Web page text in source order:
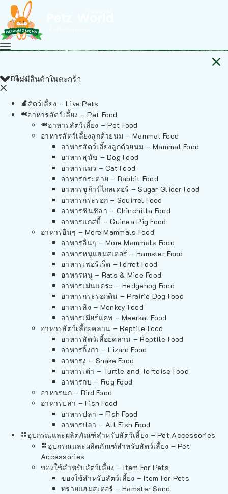
ไม่มีสินค้าในตะกร้า
Back
สัตว์เลี้ยง – Live Pets
อาหารสัตว์เลี้ยง – Pet Food
อาหารสัตว์เลี้ยง – Pet Food
อาหารสัตว์เลี้ยงลูกด้วยนม – Mammal Food
อาหารสัตว์เลี้ยงลูกด้วยนม – Mammal Food
อาหารสุนัข – Dog Food
อาหารแมว – Cat Food
อาหารกระต่าย – Rabbit Food
อาหารชูก้าร์ไกลเดอร์ – Sugar Glider Food
อาหารกระรอก – Squirrel Food
อาหารชินชิล่า – Chinchilla Food
อาหารแกสบี้ – Guinea Pig Food
อาหารอื่นๆ – More Mammals Food
อาหารอื่นๆ – More Mammals Food
อาหารหนูแฮมสเตอร์ – Hamster Food
อาหารเฟอร์เร็ต – Ferret Food
อาหารหนู – Rats & Mice Food
อาหารเม่นแคระ – Hedgehog Food
อาหารกระรอกดิน – Prairie Dog Food
อาหารลิง – Monkey Food
อาหารเมียร์แคท – Meerkat Food
อาหารสัตว์เลี้อยคลาน – Reptile Food
อาหารสัตว์เลี้อยคลาน – Reptile Food
อาหารกิ้งก่า – Lizard Food
อาหารงู – Snake Food
อาหารเต่า – Turtle and Tortoise Food
อาหารกบ – Frog Food
อาหารนก – Bird Food
อาหารปลา – Fish Food
อาหารปลา – Fish Food
อาหารปลา – All Fish Food
อุปกรณและผลิตภัณฑ์สำหรับสัตว์เลี้ยง – Pet Accessories
อุปกรณและผลิตภัณฑ์สำหรับสัตว์เลี้ยง – Pet
Accessories
ของใช้สำหรับสัตว์เลี้ยง – Item For Pets
ของใช้สำหรับสัตว์เลี้ยง – Item For Pets
ทรายแฮมสเตอร์ – Hamster Sand